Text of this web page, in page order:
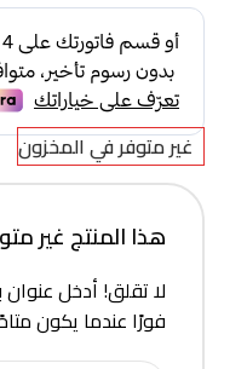
غير متوفر في المخزون
هذا المنتج غير
لا تقلق! أدخل عنوان
فورًا عندما يكون